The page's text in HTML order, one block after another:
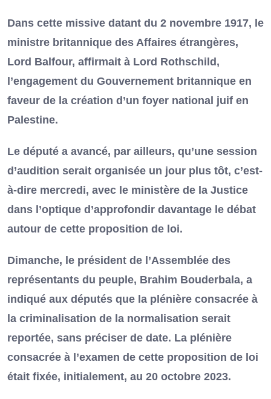
Dans cette missive datant du 2 novembre 1917, le
ministre britannique des Affaires étrangères,
Lord Balfour, affirmait à Lord Rothschild,
l’engagement du Gouvernement britannique en
faveur de la création d’un foyer national juif en
Palestine.
Le député a avancé, par ailleurs, qu’une session
d’audition serait organisée un jour plus tôt, c’est-
à-dire mercredi, avec le ministère de la Justice
dans l’optique d’approfondir davantage le débat
autour de cette proposition de loi.
Dimanche, le président de l’Assemblée des
représentants du peuple, Brahim Bouderbala, a
indiqué aux députés que la plénière consacrée à
la criminalisation de la normalisation serait
reportée, sans préciser de date. La plénière
consacrée à l’examen de cette proposition de loi
était fixée, initialement, au 20 octobre 2023.